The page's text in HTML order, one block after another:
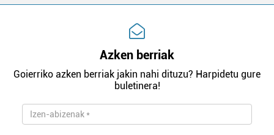
Azken berriak
Goierriko azken berriak jakin nahi dituzu? Harpidetu gure
buletinera!